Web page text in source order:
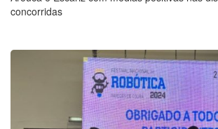
concorridas